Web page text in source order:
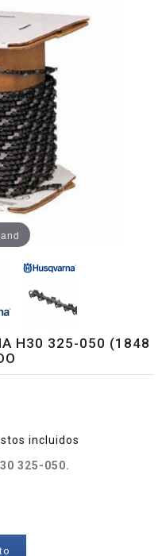
H30 325-050 (1848
incluidos
325-050.